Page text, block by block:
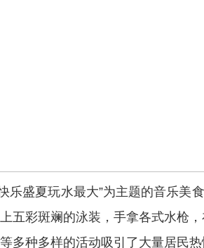
盛夏玩水最大”为主题的音乐美
五彩斑斓的泳装，手拿各式水枪
多种多样的活动吸引了大量居民热